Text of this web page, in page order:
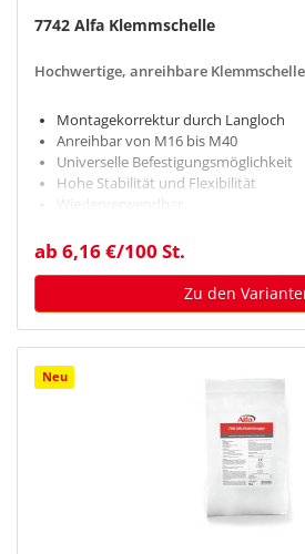
7742 Alfa Klemmschelle
Hochwertige, anreihbare
Montagekorrektur durch Langloch
Anreihbar von M16 bis M40
Universelle Befestigungsmöglichkeit
Hohe Stabilität und Flexibilität
Wiederverwendbar
ab 6,16 €/100 St.
Zu den
Neu